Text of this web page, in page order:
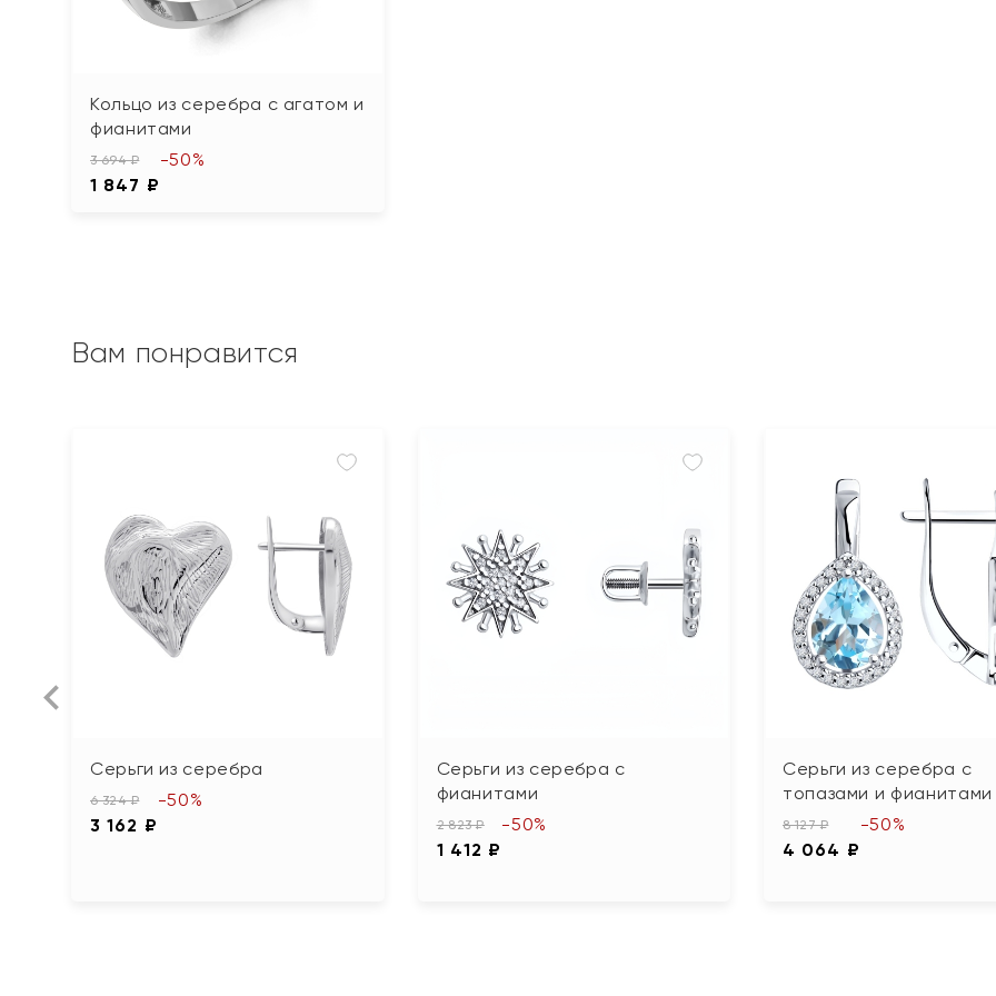
Кольцо из серебра с агатом и
фианитами
3 694 ₽
1 847 ₽
-50%
Вам понравится
Серьги из серебра
6 324 ₽
3 162 ₽
-50%
Серьги из серебра с
фианитами
2 823 ₽
1 412 ₽
-50%
Серьги из серебра с
топазами и фианитами
8 127 ₽
4 064 ₽
-50%